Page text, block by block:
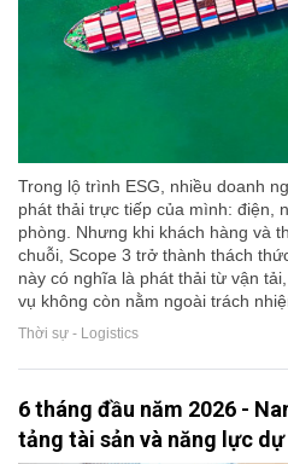
Trong lộ trình ESG, nhiều doanh
phát thải trực tiếp của mình: điện,
phòng. Nhưng khi khách hàng và
chuỗi, Scope 3 trở thành thách
này có nghĩa là phát thải từ vận
vụ không còn nằm ngoài trách
Thời sự - Logistics
6 tháng đầu năm 2026 -
tảng tài sản và năng lực